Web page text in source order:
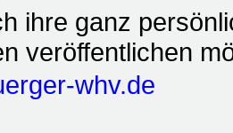
ihre ganz
veröffentlichen
whv.de